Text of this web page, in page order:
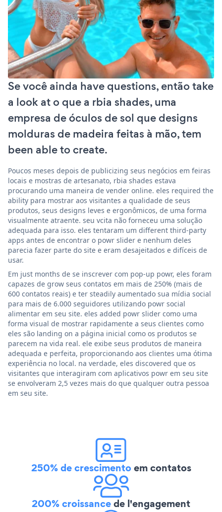
Se você ainda have questions, então take
a look at o que a rbia shades, uma
empresa de óculos de sol que designs
molduras de madeira feitas à mão, tem
been able to create.
Poucos meses depois de publicizing seus negócios em feiras
locais e mostras de artesanato, rbia shades estava
procurando uma maneira de vender online. eles required the
ability para mostrar aos visitantes a qualidade de seus
produtos, seus designs leves e ergonômicos, de uma forma
visualmente atraente. seu vcita não forneceu uma solução
adequada para isso. eles tentaram um different third-party
apps antes de encontrar o powr slider e nenhum deles
parecia fazer parte do site e eram desajeitados e difíceis de
usar.
Em just months de se inscrever com pop-up powr, eles foram
capazes de grow seus contatos em mais de 250% (mais de
600 contatos reais) e ter steadily aumentado sua mídia social
para mais de 6.000 seguidores utilizando powr social
alimentar em seu site. eles added powr slider como uma
forma visual de mostrar rapidamente a seus clientes como
eles são landing on a página inicial como os produtos se
parecem na vida real. ele exibe seus produtos de maneira
adequada e perfeita, proporcionando aos clientes uma ótima
experiência no local. na verdade, eles discovered que os
visitantes que interagiram com aplicativos powr em seu site
se envolveram 2,5 vezes mais do que qualquer outra pessoa
em seu site.
250% de crescimentoem contatos
200% croissancede l'engagement